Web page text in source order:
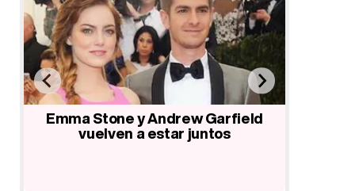
Brie Larson confiesa que su
amistad con Emma Stone y
Jennifer Lawrence salvó su vida